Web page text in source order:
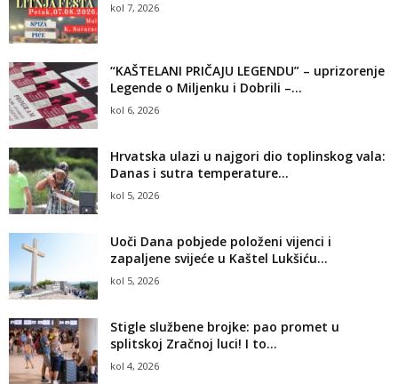
kol 7, 2026
“KAŠTELANI PRIČAJU LEGENDU” – uprizorenje
Legende o Miljenku i Dobrili –...
kol 6, 2026
Hrvatska ulazi u najgori dio toplinskog vala:
Danas i sutra temperature...
kol 5, 2026
Uoči Dana pobjede položeni vijenci i
zapaljene svijeće u Kaštel Lukšiću...
kol 5, 2026
Stigle službene brojke: pao promet u
splitskoj Zračnoj luci! I to...
kol 4, 2026